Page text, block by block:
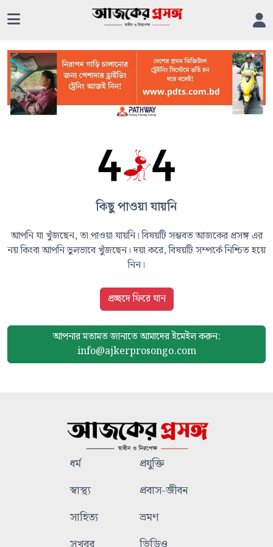
কিছু পাওয়া যায়নি
আপনি যা খুঁজছেন, তা পাওয়া যায়নি। বিষয়টি সম্ভবত আজকের প্রসঙ্গ এর
নয় কিংবা আপনি ভুলভাবে খুঁজছেন। দয়া করে, বিষয়টি সম্পর্কে নিশ্চিত হয়ে
নিন।
প্রচ্ছদে ফিরে যান
আপনার মতামত জানাতে আমাদেরইমেইল করুন:
info@ajkerprosongo.com
ধর্ম
প্রযুক্তি
স্বাস্থ্য
প্রবাস-জীবন
সাহিত্য
ভ্রমণ